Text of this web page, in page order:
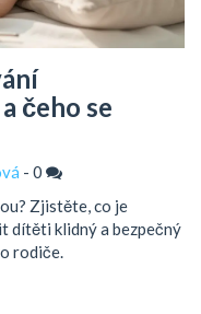
čeho se
- 0
Zjistěte, co je
dítěti klidný a bezpečný
rodiče.